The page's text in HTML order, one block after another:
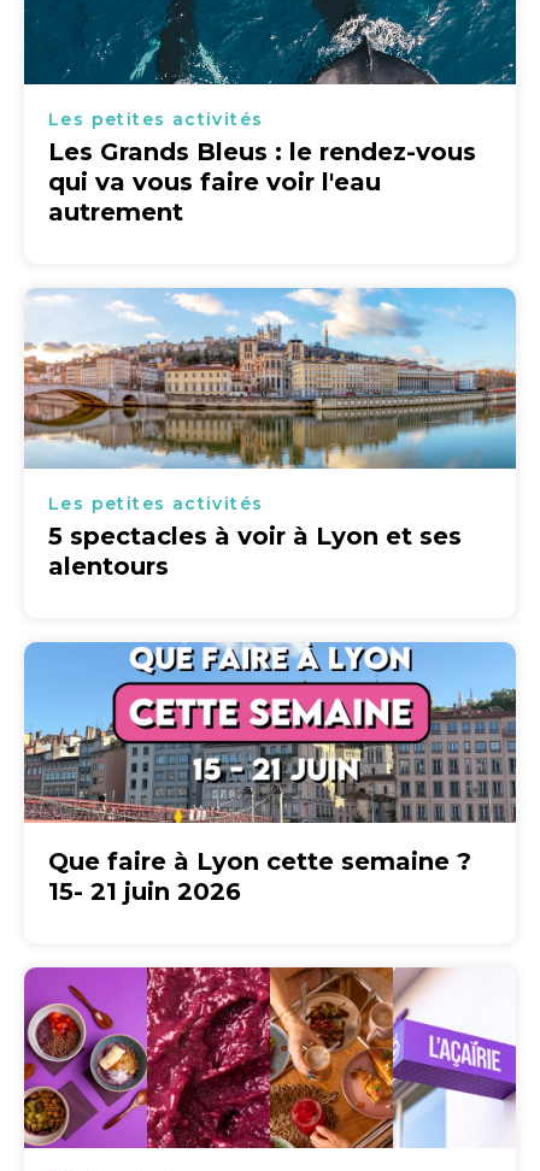
Les petites activités
Les Grands Bleus : le rendez-vous
qui va vous faire voir l'eau
autrement
Les petites activités
5 spectacles à voir à Lyon et ses
alentours
Que faire à Lyon cette semaine ?
15- 21 juin 2026